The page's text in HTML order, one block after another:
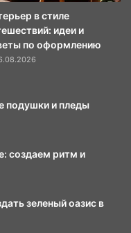
в стиле
идеи и
по оформлению
подушки и пледы
создаем ритм и
зеленый оазис в